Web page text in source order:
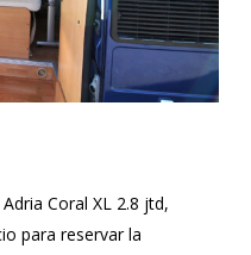
Coral XL 2.8 jtd,
para reservar la